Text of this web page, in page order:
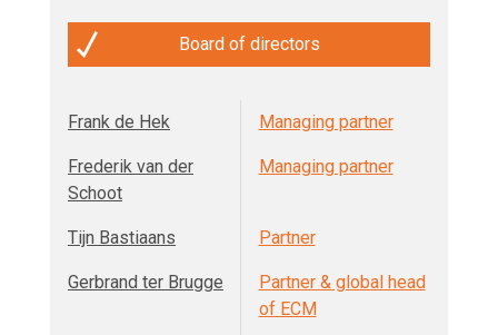
Board of directors
Frank de Hek Managing partner
Frederik van der
Schoot
Managing partner
Tijn Bastiaans Partner
Gerbrand ter Brugge
Partner & global head
of ECM